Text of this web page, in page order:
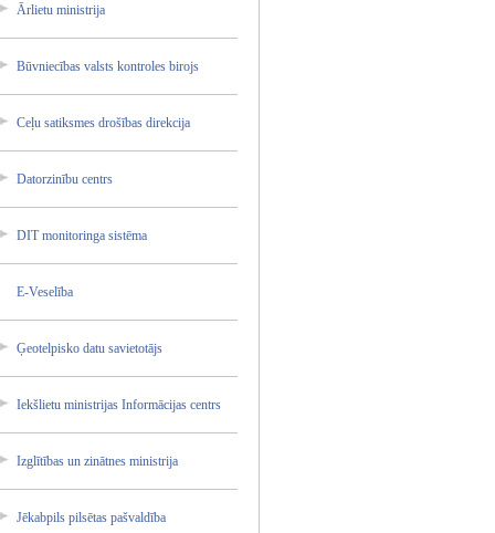
Ārlietu ministr­ija
Būvniec­ības valsts kontrol­es birojs
Ceļu satiksm­es drošība­s direkci­ja
Datorzi­nību centrs
DIT monitor­inga sistēma
E-Vesel­ība
Ģeotelp­isko datu savieto­tājs
Iekšlie­tu ministr­ijas Informā­cijas centrs
Izglītī­bas un zinātne­s ministr­ija
Jēkabpi­ls pilsēta­s pašvald­ība